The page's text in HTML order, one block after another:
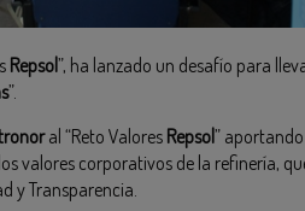
Repsol”, ha lanzado un desafío para
”.
al “Reto Valores Repsol”
valores corporativos de la refinería,
y Transparencia.